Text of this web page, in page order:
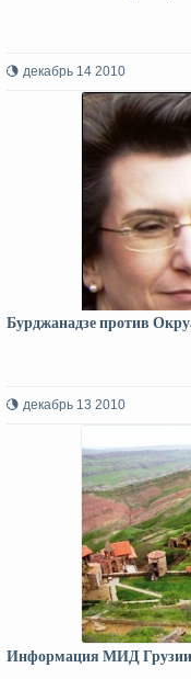
декабрь 14 2010
Бурджанадзе против
декабрь 13 2010
Информация МИД Грузии